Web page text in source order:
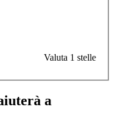
Valuta 1 stelle
a